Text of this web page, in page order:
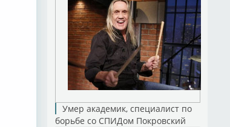
Умер академик, специалист по
борьбе со СПИДом Покровский